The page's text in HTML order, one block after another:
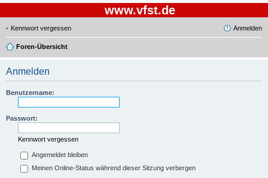
www.vfst.de
Kennwort vergessen Anmelden
Foren-Übersicht
Anmelden
Benutzername:
Passwort:
Kennwort vergessen
Angemeldet bleiben
Meinen Online-Status während dieser Sitzung verbergen